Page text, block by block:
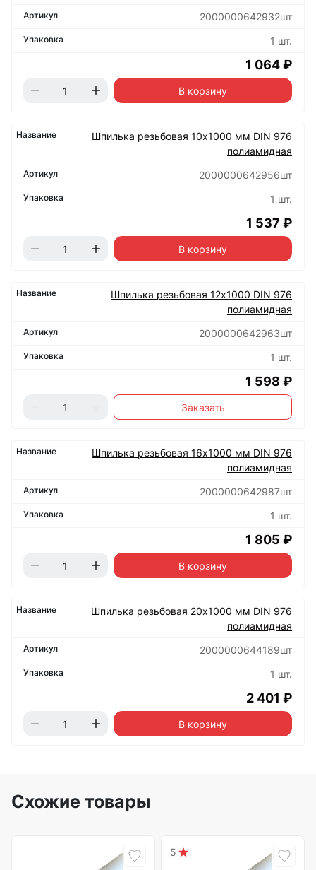
2000000642932шт
1 шт.
1 064 ₽
В корзину
Шпилька резьбовая 10х1000 мм DIN 976
полиамидная
2000000642956шт
1 шт.
1 537 ₽
В корзину
Шпилька резьбовая 12х1000 DIN 976
полиамидная
2000000642963шт
1 шт.
1 598 ₽
Заказать
Шпилька резьбовая 16х1000 мм DIN 976
полиамидная
2000000642987шт
1 шт.
1 805 ₽
В корзину
Шпилька резьбовая 20х1000 мм DIN 976
полиамидная
2000000644189шт
1 шт.
2 401 ₽
В корзину
Схожие товары
5